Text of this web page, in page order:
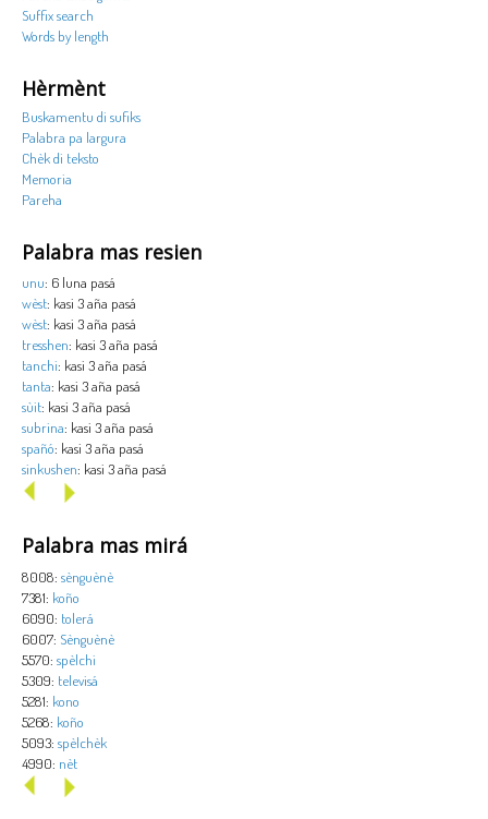
Suffix search
Words by length
Hèrmènt
Buskamentu di sufiks
Palabra pa largura
Chèk di teksto
Memoria
Pareha
Palabra mas resien
unu: 6 luna pasá
wèst: kasi 3 aña pasá
wèst: kasi 3 aña pasá
tresshen: kasi 3 aña pasá
tanchi: kasi 3 aña pasá
tanta: kasi 3 aña pasá
sùit: kasi 3 aña pasá
subrina: kasi 3 aña pasá
spañó: kasi 3 aña pasá
sinkushen: kasi 3 aña pasá
Palabra mas mirá
8008: sènguènè
7381: koño
6090: tolerá
6007: Sènguènè
5570: spèlchi
5309: televisá
5281: kono
5268: koño
5093: spèlchèk
4990: nèt